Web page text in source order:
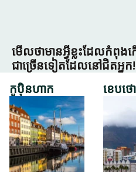
មើលថាមានអ្វីខ្លះដែលកំពុ
ជាច្រើនទៀតដែលនៅជិតអ្នក!
កូប៉ិនហាក
ខេបថ